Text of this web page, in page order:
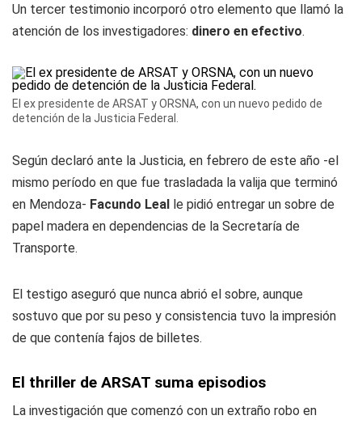
Un tercer testimonio incorporó otro elemento que llamó la
atención de los investigadores: dinero en efectivo.
El ex presidente de ARSAT y ORSNA, con un nuevo pedido de
detención de la Justicia Federal.
Según declaró ante la Justicia, en febrero de este año -el
mismo período en que fue trasladada la valija que terminó
en Mendoza- Facundo Leal le pidió entregar un sobre de
papel madera en dependencias de la Secretaría de
Transporte.
El testigo aseguró que nunca abrió el sobre, aunque
sostuvo que por su peso y consistencia tuvo la impresión
de que contenía fajos de billetes.
El thriller de ARSAT suma episodios
La investigación que comenzó con un extraño robo en